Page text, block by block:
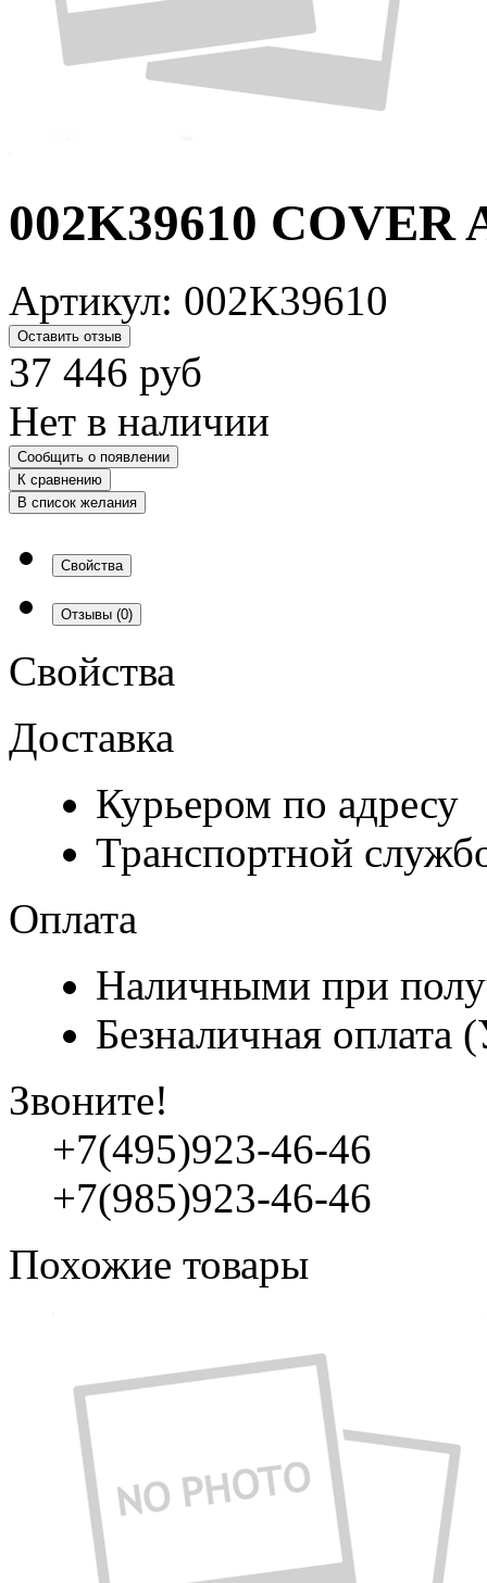
002K39610 COVER
Артикул: 002K39610
Оставить отзыв
37 446 руб
Нет в наличии
Сообщить о появлении
К сравнению
В список желания
Свойства
Отзывы (0)
Свойства
Доставка
Курьером по адресу
Транспортной
Оплата
Наличными при
Безналичная
Звоните!
+7(495)923-46-46
+7(985)923-46-46
Похожие товары